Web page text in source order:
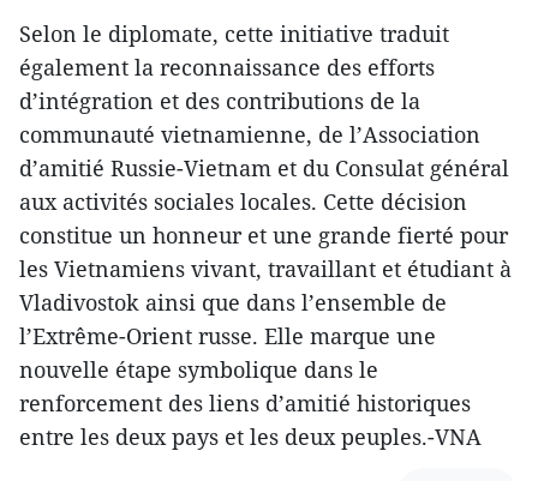
Selon le diplomate, cette initiative traduit
également la reconnaissance des efforts
d’intégration et des contributions de la
communauté vietnamienne, de l’Association
d’amitié Russie-Vietnam et du Consulat général
aux activités sociales locales. Cette décision
constitue un honneur et une grande fierté pour
les Vietnamiens vivant, travaillant et étudiant à
Vladivostok ainsi que dans l’ensemble de
l’Extrême-Orient russe. Elle marque une
nouvelle étape symbolique dans le
renforcement des liens d’amitié historiques
entre les deux pays et les deux peuples.-VNA